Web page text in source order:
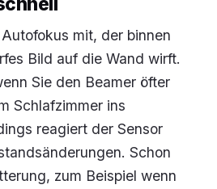
mit, der binnen
Bild auf die Wand wirft.
Sie den Beamer öfter
Schlafzimmer ins
reagiert der Sensor
Schon
zum Beispiel wenn